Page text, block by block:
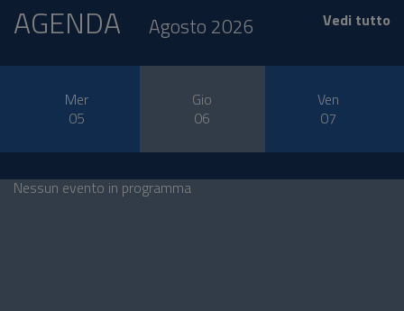
AGENDA Agosto 2026 Vedi tutto
Mer
05
Gio
06
Ven
07
Nessun evento in programma